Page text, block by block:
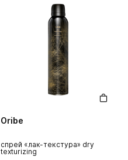
Oribe
спрей «лак-текстура» dry
texturizing